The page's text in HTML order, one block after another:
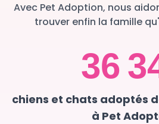
Avec Pet Adoption, nous
trouver enfin la famille
36
chiens et chats adoptés
à Pet